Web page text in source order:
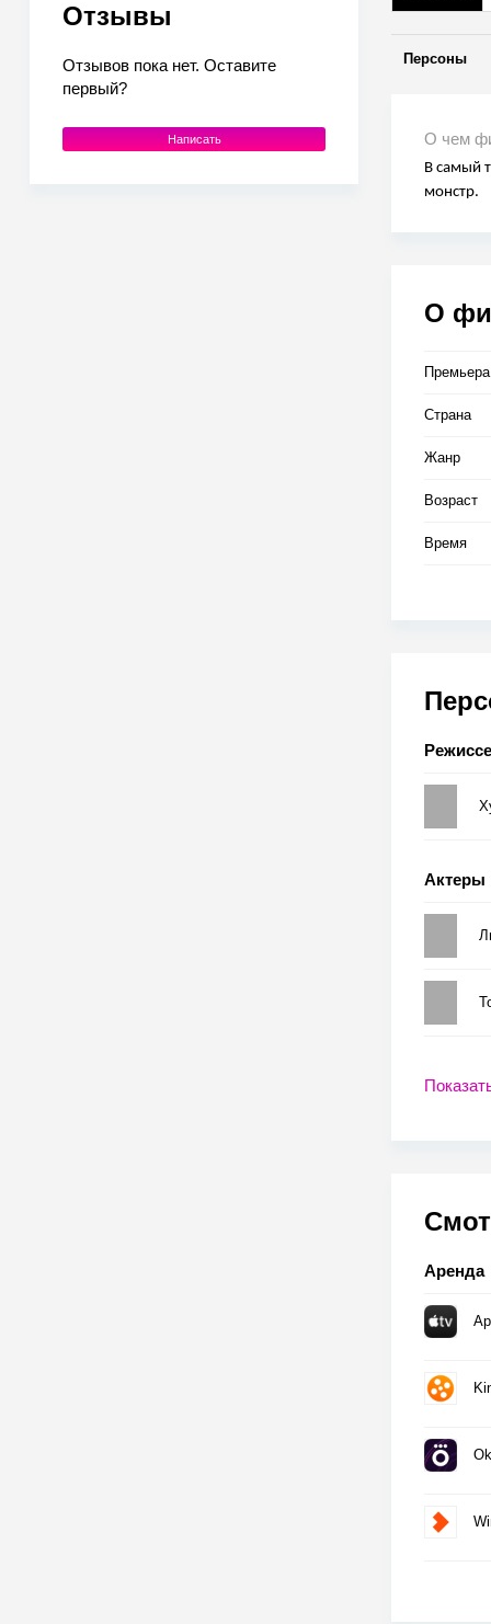
Отзывы
Отзывов пока нет. Оставите
первый?
Написать
Персоны
О чем
В самый
монстр.
О
Страна
Жанр
Возраст
Время
Актеры
Аренда